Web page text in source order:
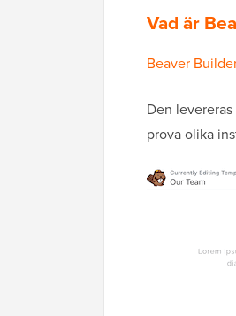
Vad är
Beaver
Den
prova olika